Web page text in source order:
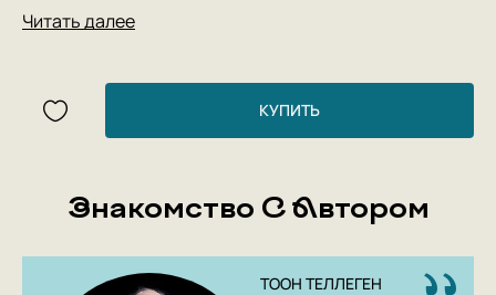
Читать далее
КУПИТЬ
Знакомство С Автором
ТООН ТЕЛЛЕГЕН